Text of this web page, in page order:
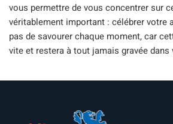
vous permettre de vous concentrer sur
véritablement important : célébrer votre
pas de savourer chaque moment, car
vite et restera à tout jamais gravée